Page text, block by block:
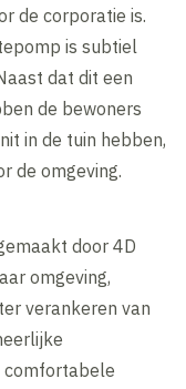
de corporatie is.
is subtiel
dat dit een
de bewoners
in de tuin hebben,
de omgeving.
door 4D
omgeving,
verankeren van
comfortabele